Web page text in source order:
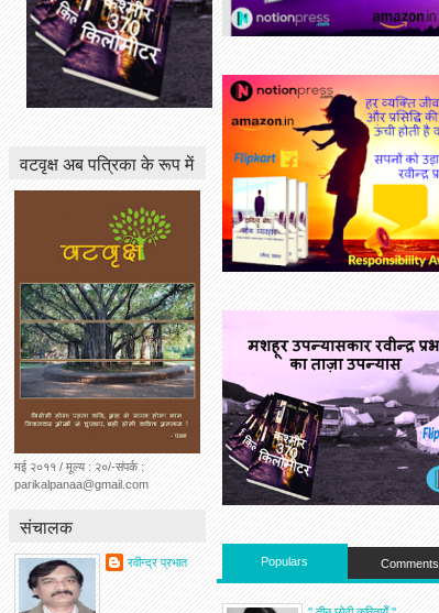
Populars Comments
वटवृक्ष अब पत्रिका के रूप में
मई २०११ / मूल्य : २०/-संपर्क :
parikalpanaa@gmail.com
संचालक
रवीन्द्र प्रभात